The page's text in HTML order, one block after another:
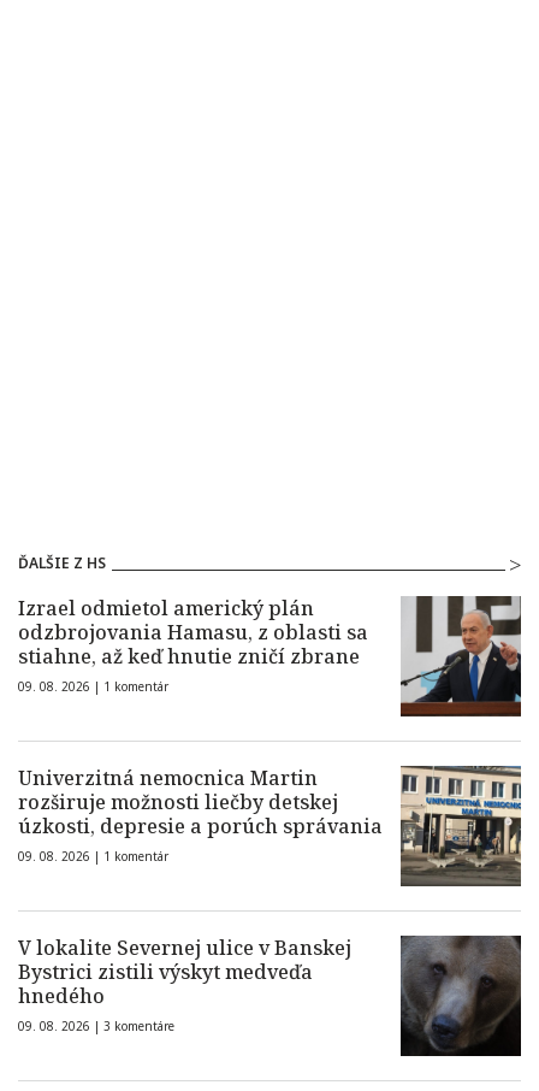
ĎALŠIE Z HS
Izrael odmietol americký plán
odzbrojovania Hamasu, z oblasti sa
stiahne, až keď hnutie zničí zbrane
09. 08. 2026 | 1 komentár
Univerzitná nemocnica Martin
rozširuje možnosti liečby detskej
úzkosti, depresie a porúch správania
09. 08. 2026 | 1 komentár
V lokalite Severnej ulice v Banskej
Bystrici zistili výskyt medveďa
hnedého
09. 08. 2026 | 3 komentáre